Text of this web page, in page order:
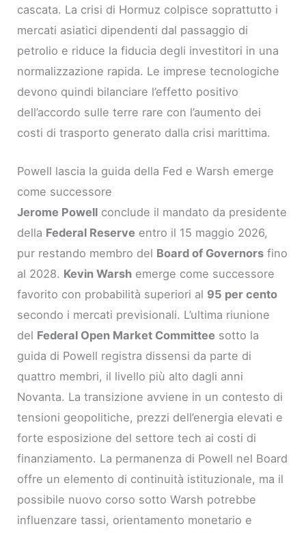
cascata. La crisi di Hormuz colpisce soprattutto i
mercati asiatici dipendenti dal passaggio di
petrolio e riduce la fiducia degli investitori in una
normalizzazione rapida. Le imprese tecnologiche
devono quindi bilanciare l’effetto positivo
dell’accordo sulle terre rare con l’aumento dei
costi di trasporto generato dalla crisi marittima.
Powell lascia la guida della Fed e Warsh emerge
come successore
Jerome Powell conclude il mandato da presidente
della Federal Reserve entro il 15 maggio 2026,
pur restando membro del Board of Governors fino
al 2028. Kevin Warsh emerge come successore
favorito con probabilità superiori al 95 per cento
secondo i mercati previsionali. L’ultima riunione
del Federal Open Market Committee sotto la
guida di Powell registra dissensi da parte di
quattro membri, il livello più alto dagli anni
Novanta. La transizione avviene in un contesto di
tensioni geopolitiche, prezzi dell’energia elevati e
forte esposizione del settore tech ai costi di
finanziamento. La permanenza di Powell nel Board
offre un elemento di continuità istituzionale, ma il
possibile nuovo corso sotto Warsh potrebbe
influenzare tassi, orientamento monetario e